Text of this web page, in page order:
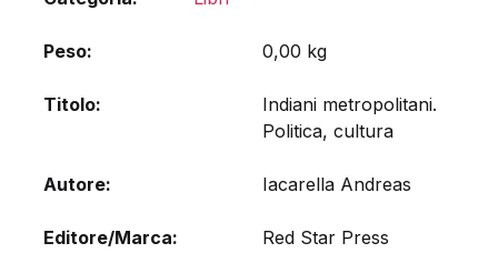
Peso 0,00 kg
Titolo
Indiani metropolitani.
Politica, cultura
Autore Iacarella Andreas
Editore/Marca Red Star Press